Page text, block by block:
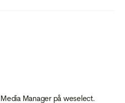
Manager på weselect.